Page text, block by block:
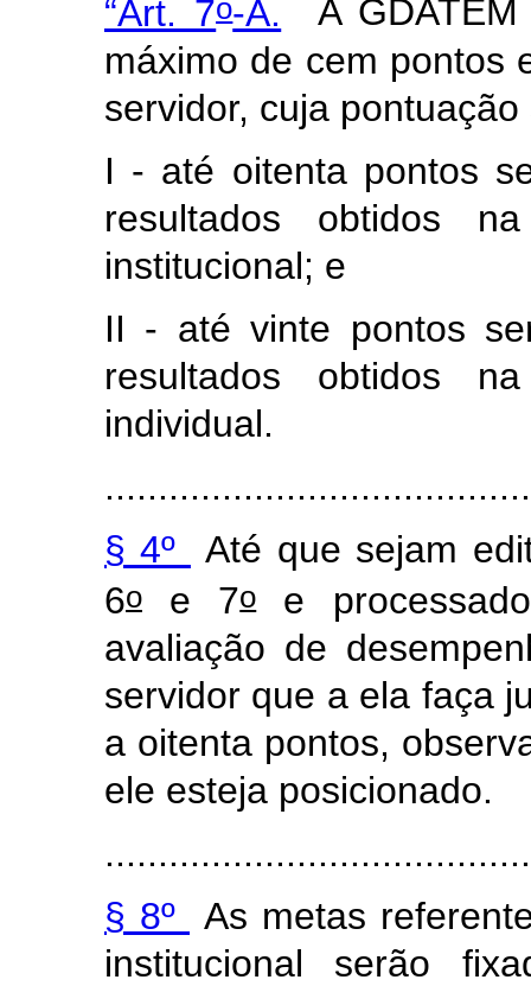
“Art. 7o-A.
A
máximo de cem pontos
servidor, cuja
I - até oitenta pontos
resultados obtidos
institucional; e
II - até vinte pontos
resultados obtidos
individual.
§ 4º
Até que sejam
6o e 7oe
avaliação de
servidor que a ela faça
a oitenta pontos,
ele esteja posicionado.
§ 8º
As metas
institucional serão